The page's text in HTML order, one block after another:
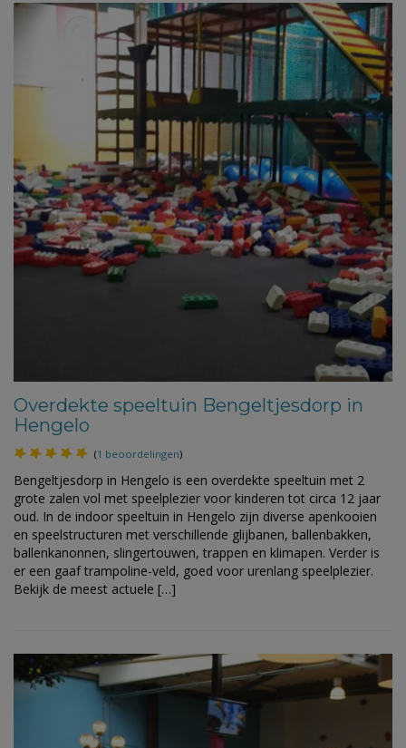
Overdekte speeltuin Bengeltjesdorp in
Hengelo
(1 beoordelingen)
Bengeltjesdorp in Hengelo is een overdekte speeltuin met 2
grote zalen vol met speelplezier voor kinderen tot circa 12 jaar
oud. In de indoor speeltuin in Hengelo zijn diverse apenkooien
en speelstructuren met verschillende glijbanen, ballenbakken,
ballenkanonnen, slingertouwen, trappen en klimapen. Verder is
er een gaaf trampoline-veld, goed voor urenlang speelplezier.
Bekijk de meest actuele […]